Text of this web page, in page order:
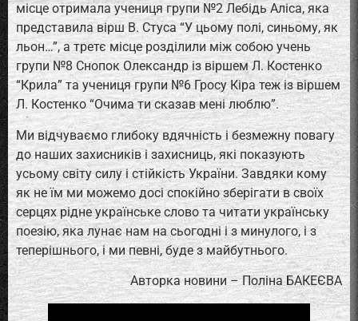
місце отримала учениця групи №2 Лебідь Аліса, яка
представила вірш В. Стуса “У цьому полі, синьому, як
льон…”, а третє місце розділили між собою учень
групи №8 Снопок Олександр із віршем Л. Костенко
“Крила” та учениця групи №6 Гросу Кіра теж із віршем
Л. Костенко “Очима ти сказав мені люблю”.
Ми відчуваємо глибоку вдячність і безмежну повагу
до наших захисників і захисниць, які показують
усьому світу силу і стійкість України. Завдяки кому
як не їм ми можемо досі спокійно зберігати в своїх
серцях рідне українське слово та читати українську
поезію, яка лунає нам на сьогодні і з минулого, і з
теперішнього, і ми певні, буде з майбутнього.
Авторка новини – Поліна БАКЕЄВА